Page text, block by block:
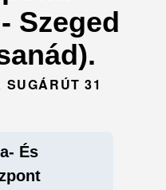
Szeged
31
És